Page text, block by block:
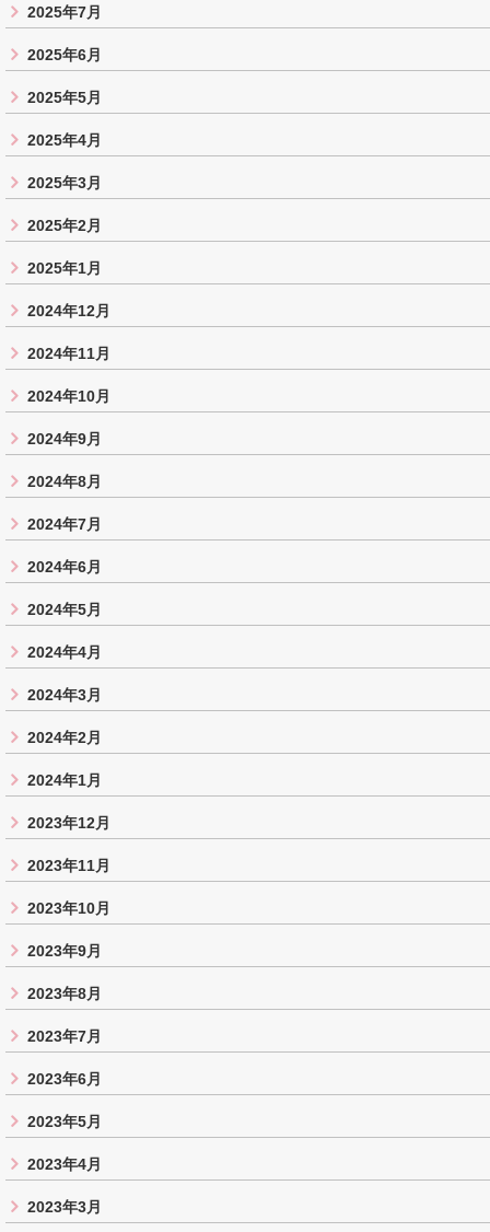
2025年7月
2025年6月
2025年5月
2025年4月
2025年3月
2025年2月
2025年1月
2024年12月
2024年11月
2024年10月
2024年9月
2024年8月
2024年7月
2024年6月
2024年5月
2024年4月
2024年3月
2024年2月
2024年1月
2023年12月
2023年11月
2023年10月
2023年9月
2023年8月
2023年7月
2023年6月
2023年5月
2023年4月
2023年3月